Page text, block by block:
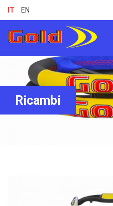
IT EN
Ricambi